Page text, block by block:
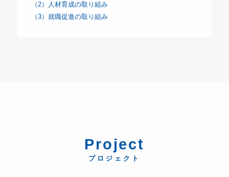
（2）人材育成の取り組み
（3）就職促進の取り組み
Project
プロジェクト